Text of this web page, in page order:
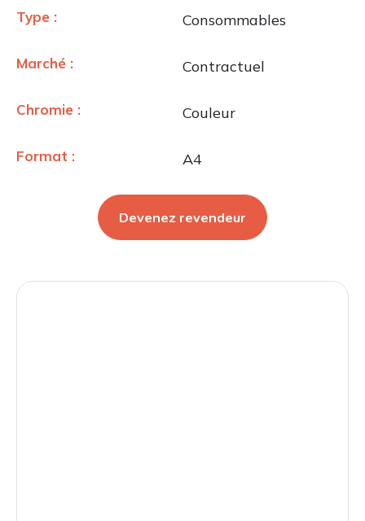
Type : Consommables
Marché : Contractuel
Chromie : Couleur
Format : A4
Devenez revendeur